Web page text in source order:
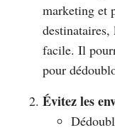
marketing et
facile. Il
pour
Évitez les